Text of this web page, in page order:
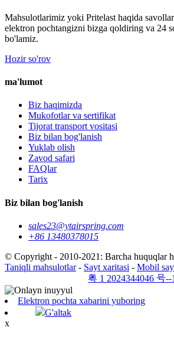
Mahsulotlarimiz yoki Pritelast haqida
elektron pochtangizni bizga qoldiring va 24
bo'lamiz.
Hozir so'rov
ma'lumot
Biz haqimizda
Mukofotlar va sertifikat
Tijorat transport vositasi
Biz bilan bog'lanish
Yuklab olish
Zavod safari
FAQlar
Tarix
Biz bilan bog'lanish
sales23@ytairspring.com
+86 13480378015
© Copyright - 2010-2021: Barcha huquqlar
Taniqli mahsulotlar- Sayt xaritasi - Mobil
粤 1 2024344046 号--1
Elektron pochta xabarini yuboring
G'altak
x